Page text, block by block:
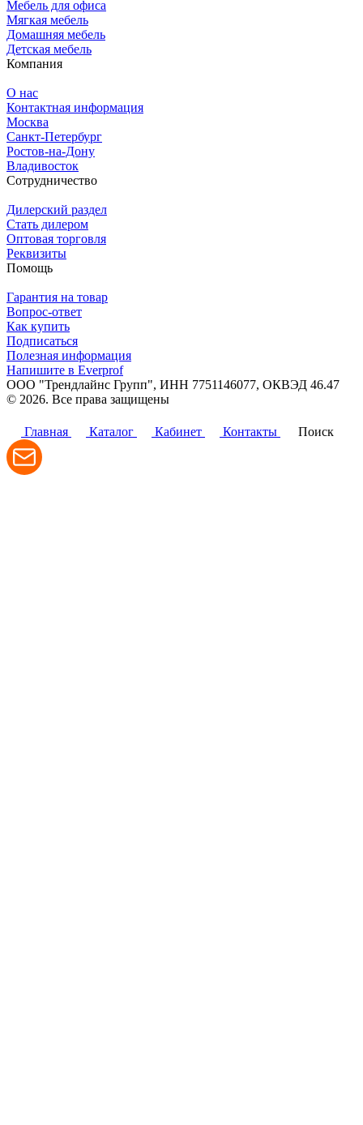
Мебель для офиса
Мягкая мебель
Домашняя мебель
Детская мебель
Компания
О нас
Контактная информация
Москва
Санкт-Петербург
Ростов-на-Дону
Владивосток
Сотрудничество
Дилерский раздел
Стать дилером
Оптовая торговля
Реквизиты
Помощь
Гарантия на товар
Вопрос-ответ
Как купить
Подписаться
Полезная информация
Напишите в Everprof
ООО "Трендлайнс Групп", ИНН 7751146077, ОКВЭД 46.47
© 2026. Все права защищены
Главная
Каталог Кабинет Контакты Поиск